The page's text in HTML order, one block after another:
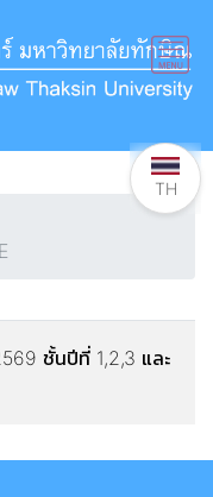
ชั้นปีที่ 1,2,3 และ
TH